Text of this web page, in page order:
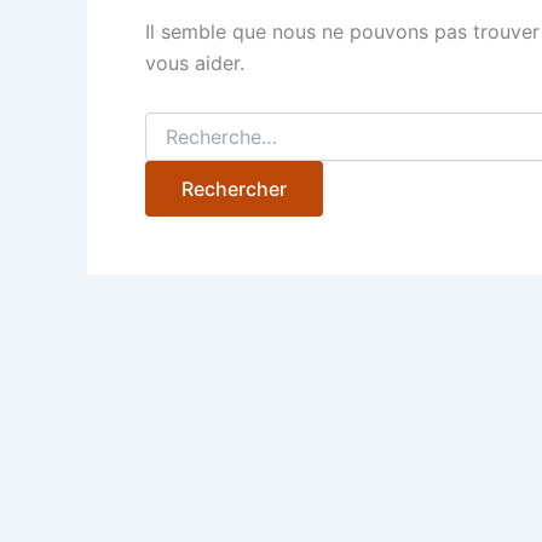
Il semble que nous ne pouvons pas
vous aider.
Rechercher :